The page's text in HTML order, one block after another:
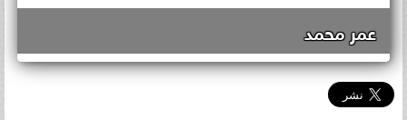
عمر محمد